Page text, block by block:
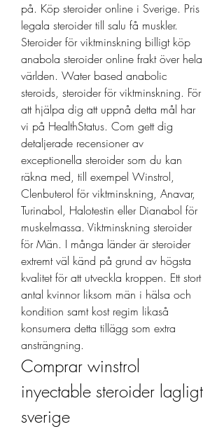
på. Köp steroider online i Sverige. Pris
legala steroider till salu få muskler.
Steroider för viktminskning billigt köp
anabola steroider online frakt över hela
världen. Water based anabolic
steroids, steroider för viktminskning. För
att hjälpa dig att uppnå detta mål har
vi på HealthStatus. Com gett dig
detaljerade recensioner av
exceptionella steroider som du kan
räkna med, till exempel Winstrol,
Clenbuterol för viktminskning, Anavar,
Turinabol, Halotestin eller Dianabol för
muskelmassa. Viktminskning steroider
för Män. I många länder är steroider
extremt väl känd på grund av högsta
kvalitet för att utveckla kroppen. Ett stort
antal kvinnor liksom män i hälsa och
kondition samt kost regim likaså
konsumera detta tillägg som extra
ansträngning.
Comprar winstrol
inyectable steroider lagligt
sverige